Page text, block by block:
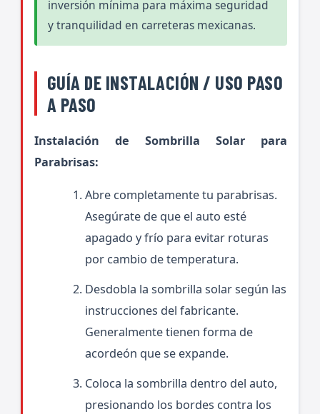
inversión mínima para máxima seguridad
y tranquilidad en carreteras mexicanas.
GUÍA DE INSTALACIÓN / USO PASO
A PASO
Instalación de Sombrilla Solar para
Parabrisas:
Abre completamente tu parabrisas.
Asegúrate de que el auto esté
apagado y frío para evitar roturas
por cambio de temperatura.
Desdobla la sombrilla solar según las
instrucciones del fabricante.
Generalmente tienen forma de
acordeón que se expande.
Coloca la sombrilla dentro del auto,
presionando los bordes contra los